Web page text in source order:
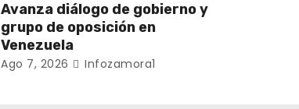
Avanza diálogo de gobierno y
grupo de oposición en
Venezuela
Ago 7, 2026 Infozamora1